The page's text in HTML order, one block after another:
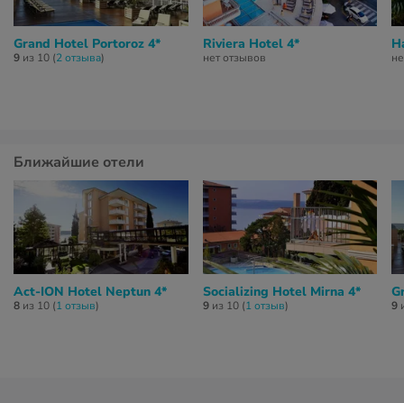
Grand Hotel Portoroz 4*
9 из 10 (2 отзывa)
Riviera Hotel 4*
нет отзывов
Ближайшие отели
Act-ION Hotel Neptun 4*
8 из 10 (1 отзыв)
Socializing Hotel Mirna 4*
9из 10 (1 отзыв) 9